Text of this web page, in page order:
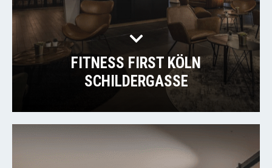
FITNESS FIRST KÖLN
SCHILDERGASSE